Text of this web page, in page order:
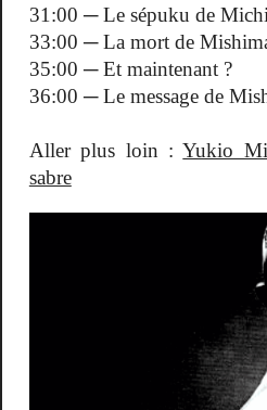
31:00 ─ Le sépuku de
33:00 ─ La mort de
35:00 ─ Et maintenant ?
36:00 ─ Le message de
Aller plus loin :Yukio
sabre